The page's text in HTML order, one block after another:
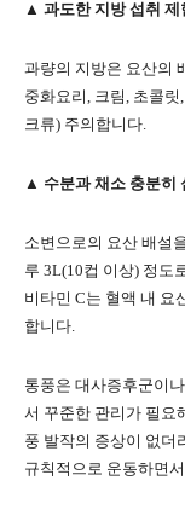
▲ 과도한 지방 섭취 제
과량의 지방은 요산의
중화요리, 크림, 초콜
크류) 주의합니다.
▲ 수분과 채소 충분히
소변으로의 요산 배설
루 3L(10컵 이상) 정도
비타민 C는 혈액 내 요
합니다.
통풍은 대사증후군이
서 꾸준한 관리가 필요
풍 발작의 증상이 없더
규칙적으로 운동하면